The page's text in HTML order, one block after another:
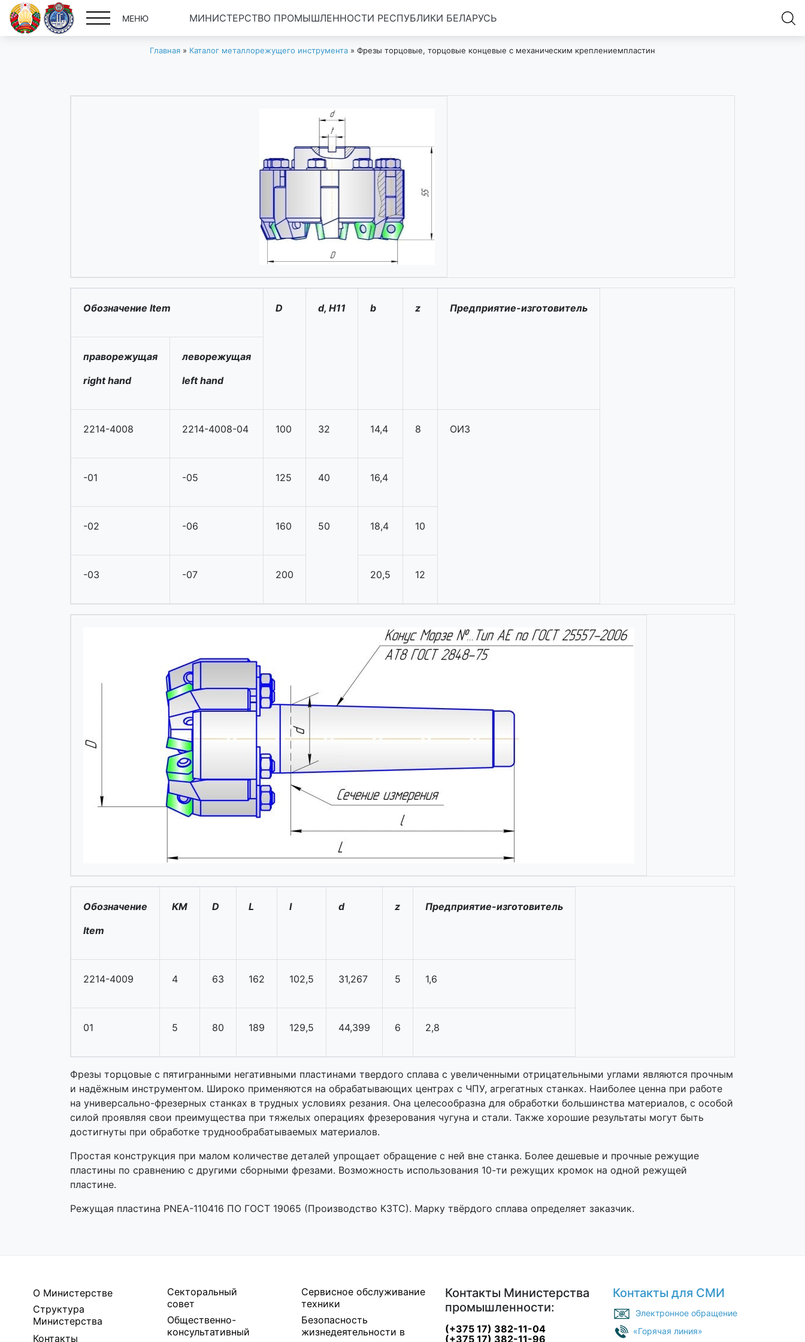
МЕНЮ МИНИСТЕРСТВО ПРОМЫШЛЕННОСТИ РЕСПУБЛИКИ БЕЛАРУСЬ
Главная » Каталог металлорежущего инструмента » Фрезы торцовые, торцовые концевые с механическим креплениемпластин
Обозначение Item D d, H11 b z Предприятие-изготовитель
праворежущая
right hand
леворежущая
left hand
2214-4008 2214-4008-04 100 32 14,4 8 ОИЗ
-01 -05 125 40 16,4
-02 -06 160 50 18,4 10
-03 -07 200 20,5 12
Обозначение
Item
КМ D L l d z Предприятие-изготовитель
2214-4009 4 63 162 102,5 31,267 5 1,6
01 5 80 189 129,5 44,399 6 2,8
Фрезы торцовые с пятигранными негативными пластинами твердого сплава с увеличенными отрицательными углами являются прочным
и надёжным инструментом. Широко применяются на обрабатывающих центрах с ЧПУ, агрегатных станках. Наиболее ценна при работе
на универсально-фрезерных станках в трудных условиях резания. Она целесообразна для обработки большинства материалов, с особой
силой проявляя свои преимущества при тяжелых операциях фрезерования чугуна и стали. Также хорошие результаты могут быть
достигнуты при обработке труднообрабатываемых материалов.
Простая конструкция при малом количестве деталей упрощает обращение с ней вне станка. Более дешевые и прочные режущие
пластины по сравнению с другими сборными фрезами. Возможность использования 10-ти режущих кромок на одной режущей
пластине.
Режущая пластина PNEA-110416 ПО ГОСТ 19065 (Производство КЗТС). Марку твёрдого сплава определяет заказчик.
О Министерстве
Структура
Министерства
Контакты
Секторальный
совет
Общественно-
консультативный
Сервисное обслуживание
техники
Безопасность
жизнедеятельности в
Контакты Министерства
промышленности:
(+375 17) 382-11-04
(+375 17) 382-11-96
Контакты для СМИ
Электронное обращение
«Горячая линия»